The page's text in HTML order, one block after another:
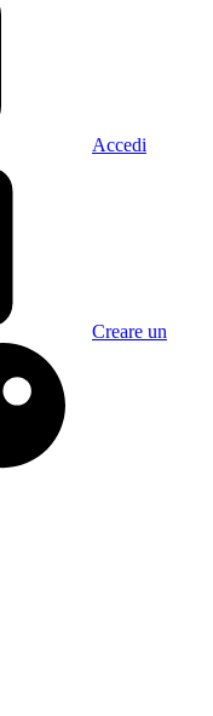
Accedi
Creare un